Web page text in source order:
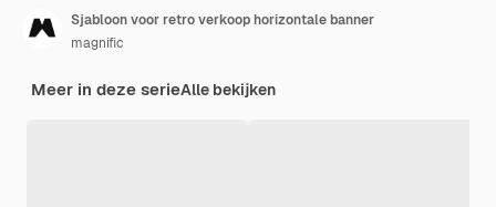
Sjabloon voor retro verkoop horizontale banner
magnific
Meer in deze serieAlle bekijken